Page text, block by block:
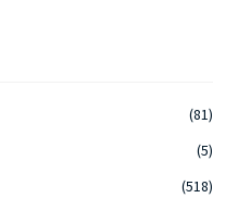
(81)
(5)
(518)